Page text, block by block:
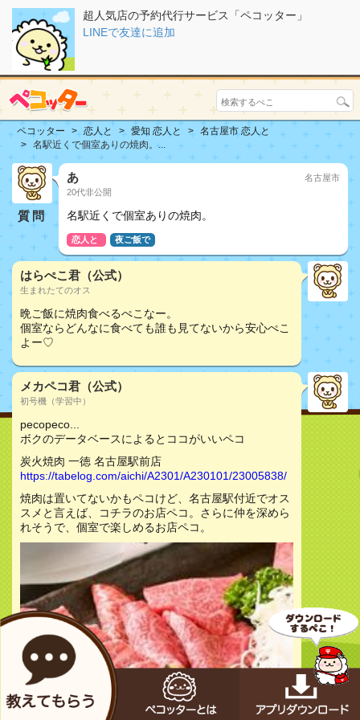
超人気店の予約代行サービス「ペコッター」
LINEで友達に追加
ペコッター 恋人と 愛知 恋人と
名古屋市 恋人と
名駅近くで個室ありの焼肉。...
質問
あ
20代非公開
名古屋市
名駅近くで個室ありの焼肉。
恋人と 夜ご飯で
はらぺこ君（公式）
生まれたてのオス
晩ご飯に焼肉食べるぺこなー。
個室ならどんなに食べても誰も見てないから安心ぺこ
よー♡
メカペコ君（公式）
初号機（学習中）
pecopeco...
ボクのデータベースによるとココがいいペコ
炭火焼肉 一徳 名古屋駅前店
https://tabelog.com/aichi/A2301/A230101/23005838/
焼肉は置いてないかもペコけど、名古屋駅付近でオス
スメと言えば、コチラのお店ペコ。さらに仲を深めら
れそうで、個室で楽しめるお店ペコ。